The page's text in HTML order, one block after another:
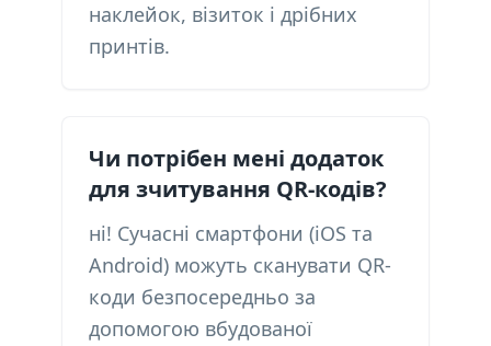
наклейок, візиток і дрібних
принтів.
Чи потрібен мені додаток
для зчитування QR-кодів?
ні! Сучасні смартфони (iOS та
Android) можуть сканувати QR-
коди безпосередньо за
допомогою вбудованої